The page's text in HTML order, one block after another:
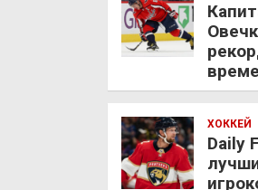
ХОККЕЙ
Daily